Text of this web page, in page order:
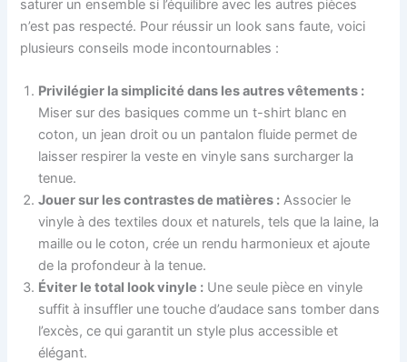
saturer un ensemble si l’équilibre avec les autres pièces
n’est pas respecté. Pour réussir un look sans faute, voici
plusieurs conseils mode incontournables :
Privilégier la simplicité dans les autres vêtements :
Miser sur des basiques comme un t-shirt blanc en
coton, un jean droit ou un pantalon fluide permet de
laisser respirer la veste en vinyle sans surcharger la
tenue.
Jouer sur les contrastes de matières : Associer le
vinyle à des textiles doux et naturels, tels que la laine, la
maille ou le coton, crée un rendu harmonieux et ajoute
de la profondeur à la tenue.
Éviter le total look vinyle : Une seule pièce en vinyle
suffit à insuffler une touche d’audace sans tomber dans
l’excès, ce qui garantit un style plus accessible et
élégant.